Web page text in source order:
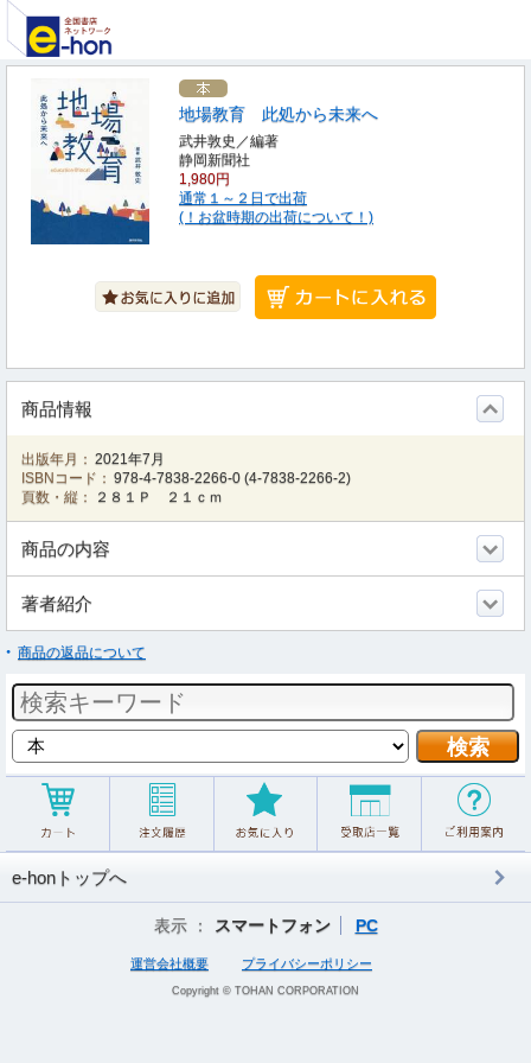
地場教育 此処から未来へ
武井敦史／編著
静岡新聞社
1,980円
通常１～２日で出荷
(！お盆時期の出荷について！)
商品情報
出版年月： 2021年7月
ISBNコード： 978-4-7838-2266-0 (4-7838-2266-2)
頁数・縦：
２８１Ｐ ２１ｃｍ
商品の内容
著者紹介
商品の返品について
e-honトップへ
表示 ： スマートフォン PC
運営会社概要 プライバシーポリシー
Copyright © TOHAN CORPORATION